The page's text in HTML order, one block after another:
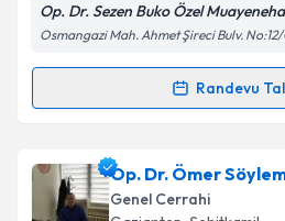
Kişisel verilerimin
Metni'ni okudum ve
kapsamda işlenmesini
Op. Dr. Sezen Buko Özel
Osmangazi Mah. Ahmet Şireci Bulv. No:12/
Randevu
Randevu Takvimi Talebi
Op. Dr. Sezen Buko için
oluşturun. Size bu uzmandan
takvim hazırlandığında e-
Op. Dr. Ömer
Genel Cerrahi